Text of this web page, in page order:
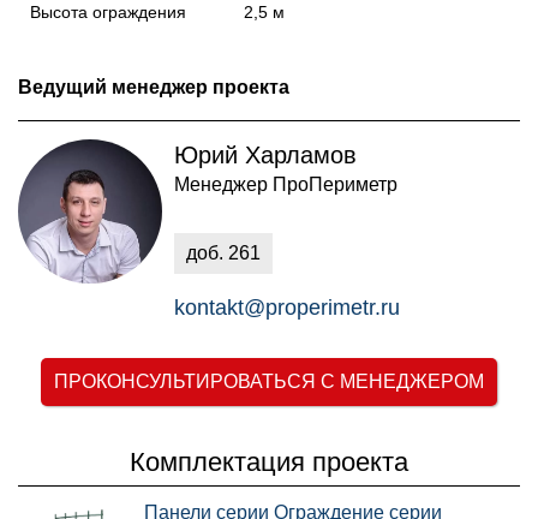
Высота ограждения 2,5 м
Ведущий менеджер проекта
Юрий Харламов
Менеджер ПроПериметр
доб. 261
kontakt@properimetr.ru
ПРОКОНСУЛЬТИРОВАТЬСЯ С МЕНЕДЖЕРОМ
Комплектация проекта
Панели серии Ограждение серии